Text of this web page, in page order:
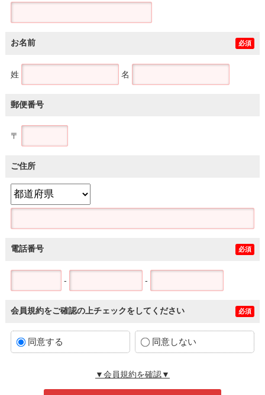
お名前 必須
姓 名
郵便番号
〒
ご住所
電話番号 必須
- -
会員規約をご確認の上チェックをしてください 必須
同意する 同意しない
▼会員規約を確認▼